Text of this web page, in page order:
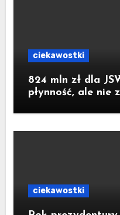
ciekawostki
824 mln zł dla
płynność, ale nie
ciekawostki